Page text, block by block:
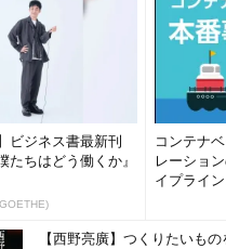
ビジネス書最新刊
たちはどう働くか』
コンテナ
レーショ
イプライ
【西野亮廣】つくりたいも